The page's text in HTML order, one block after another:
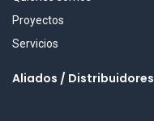
Proyectos
Servicios
Aliados / Distribuidores